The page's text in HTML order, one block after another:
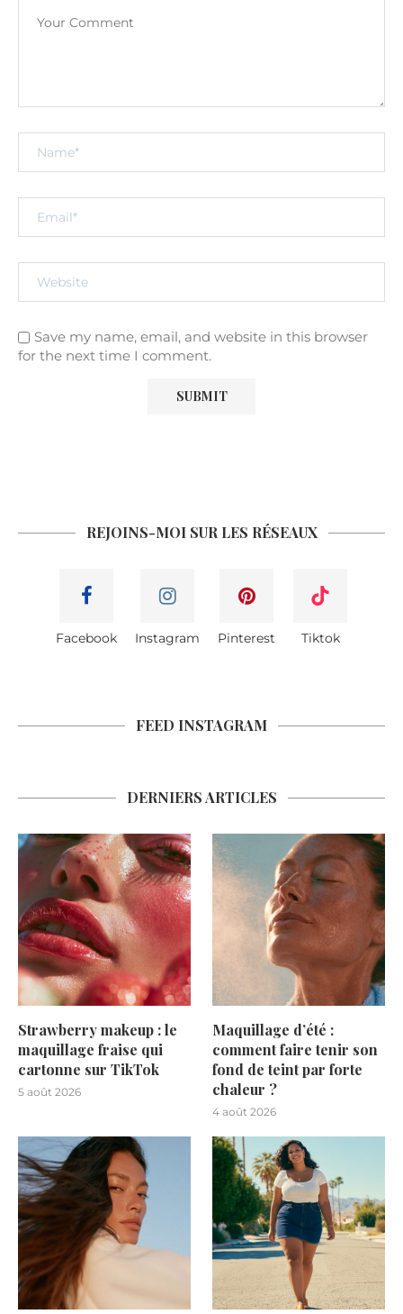
Save my name, email, and website in this browser
for the next time I comment.
REJOINS-MOI SUR LES RÉSEAUX
Facebook Instagram Pinterest Tiktok
FEED INSTAGRAM
DERNIERS ARTICLES
Strawberry makeup : le
maquillage fraise qui
cartonne sur TikTok
5 août 2026
Maquillage d’été :
comment faire tenir son
fond de teint par forte
chaleur ?
4 août 2026